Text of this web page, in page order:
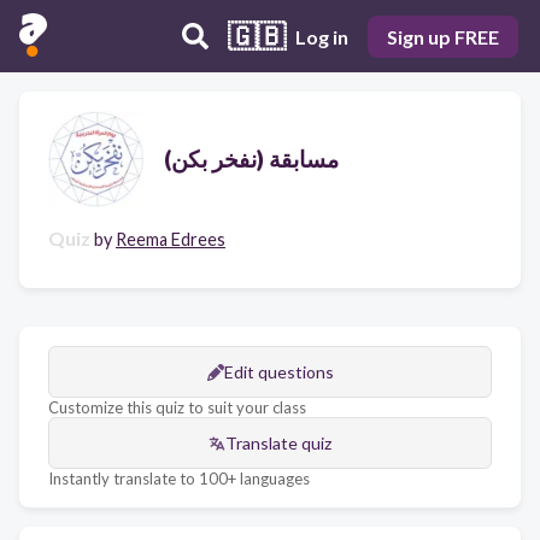
🇬🇧 Log in Sign up FREE
مسابقة (نفخر بكن)
Quiz by Reema Edrees
Edit questions
Customize this quiz to suit your class
Translate quiz
Instantly translate to 100+ languages